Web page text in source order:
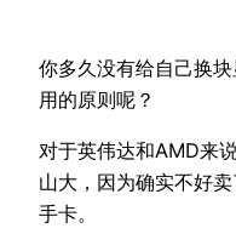
你多久没有给自己换
用的原则呢？
对于英伟达和AMD来
山大，因为确实不好
手卡。